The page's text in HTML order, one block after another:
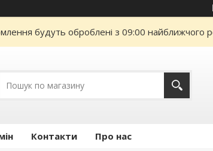
будуть оброблені з 09:00 найближчого
Контакти Про нас